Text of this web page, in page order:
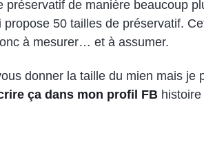
de manière beaucoup
50 tailles de préservatif.
à mesurer… et à assumer.
donner la taille du mien mais je
ça dans mon profil FB